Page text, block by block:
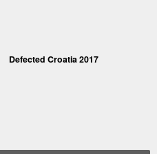
Defected Croatia 2017